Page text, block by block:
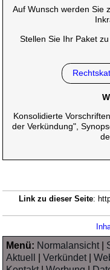
Auf Wunsch werden Sie
Stellen Sie Ihr Paket
Konsolidierte
der Verkündung",
Link zu dieser Seite:
Menü: Normalansicht|
Aktuell
|Verkündet|